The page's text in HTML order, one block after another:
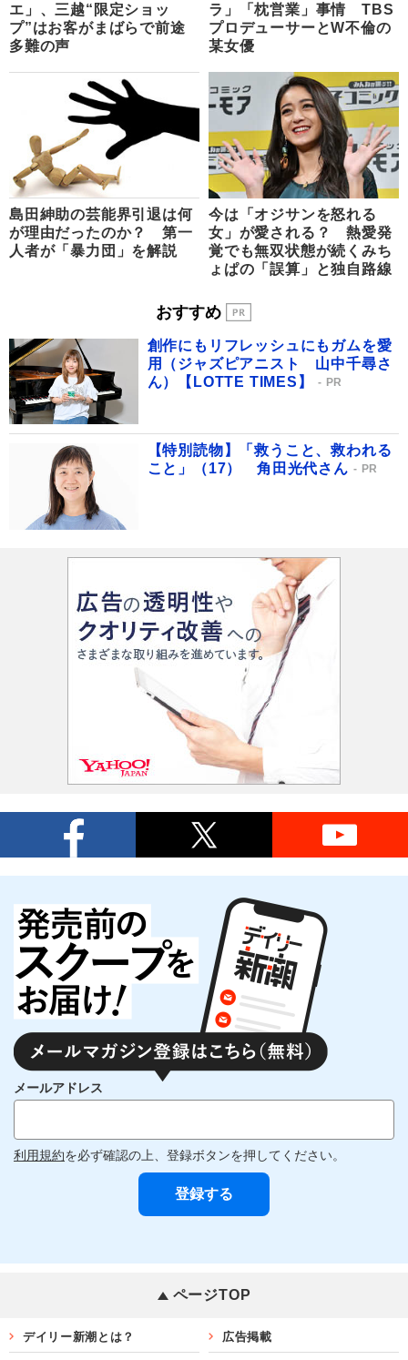
エ」、三越“限定ショッ
プ”はお客がまばらで前途
多難の声
ラ」「枕営業」事情 TBS
プロデューサーとW不倫の
某女優
島田紳助の芸能界引退は何
が理由だったのか？ 第一
人者が「暴力団」を解説
今は「オジサンを怒れる
女」が愛される？ 熱愛発
覚でも無双状態が続くみち
ょぱの「誤算」と独自路線
おすすめ
創作にもリフレッシュにもガムを愛
用（ジャズピアニスト 山中千尋さ
ん）【LOTTE TIMES】
PR
【特別読物】「救うこと、救われる
こと」（17） 角田光代さん
PR
メールアドレス
利用規約を必ず確認の上、登録ボタンを押してください。
ページTOP
デイリー新潮とは？ 広告掲載